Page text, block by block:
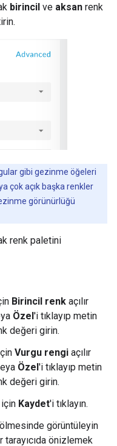
birincil ve aksan renk
gibi gezinme öğeleri
çok açık başka renkler
görünürlüğü
renk paletini
Birincil renk açılır
Özel'i tıklayıp metin
değeri girin.
Vurgu rengi açılır
Özel'i tıklayıp metin
değeri girin.
Kaydet'i tıklayın.
görüntüleyin
önizlemek